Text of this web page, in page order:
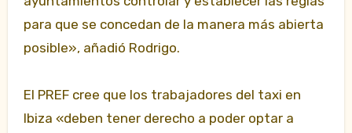
para que se concedan de la manera más abierta
posible», añadió Rodrigo.
El PREF cree que los trabajadores del taxi en
Ibiza «deben tener derecho a poder optar a